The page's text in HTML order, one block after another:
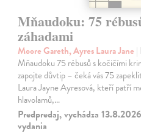
Mňaudoku: 75
záhadami
Moore Gareth, Ayres Laura Jane |
Mňaudoku 75 rébusů s kočičími
zapojte důvtip – čeká vás 75
Laura Jayne Ayresová, kteří patří
hlavolamů,…
Predpredaj, vychádza
vydania